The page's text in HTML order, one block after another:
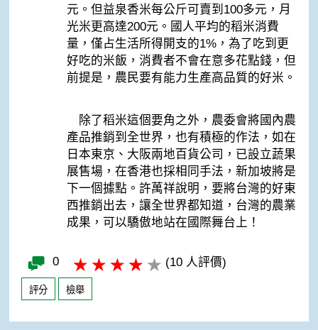
元。但益泉香米每公斤可賣到100多元，月
光米更高達200元。國人平均的稻米消費
量，僅占生活所得開支的1%，為了吃到更
好吃的米飯，消費者不會在意多花點錢，但
前提是，農民要有能力生產高品質的好米。
除了稻米這個要角之外，農委會將國內農
產品推銷到全世界，也有積極的作法，如在
日本東京、大阪兩地百貨公司，已設立蔬果
展售場，在香港也採相同手法，新加坡將是
下一個據點。許萬祥說明，要將台灣的好東
西推銷出去，讓全世界都知道，台灣的農業
成果，可以驕傲地站在國際舞台上！
0 (10 人評價)
評分 檢舉